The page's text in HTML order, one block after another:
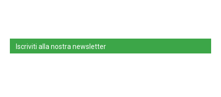
Iscriviti alla nostra newsletter